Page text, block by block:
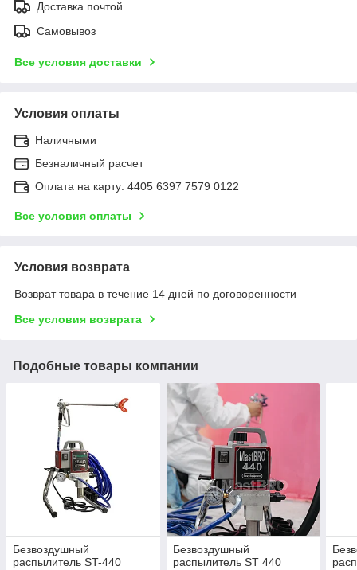
Доставка почтой
Самовывоз
Все условия доставки
Условия оплаты
Наличными
Безналичный расчет
Оплата на карту: 4405 6397 7579 0122
Все условия оплаты
Условия возврата
Возврат товара в течение 14 дней по договоренности
Все условия возврата
Подобные товары компании
Безвоздушный
распылитель ST-440
Безвоздушный
распылитель ST 440